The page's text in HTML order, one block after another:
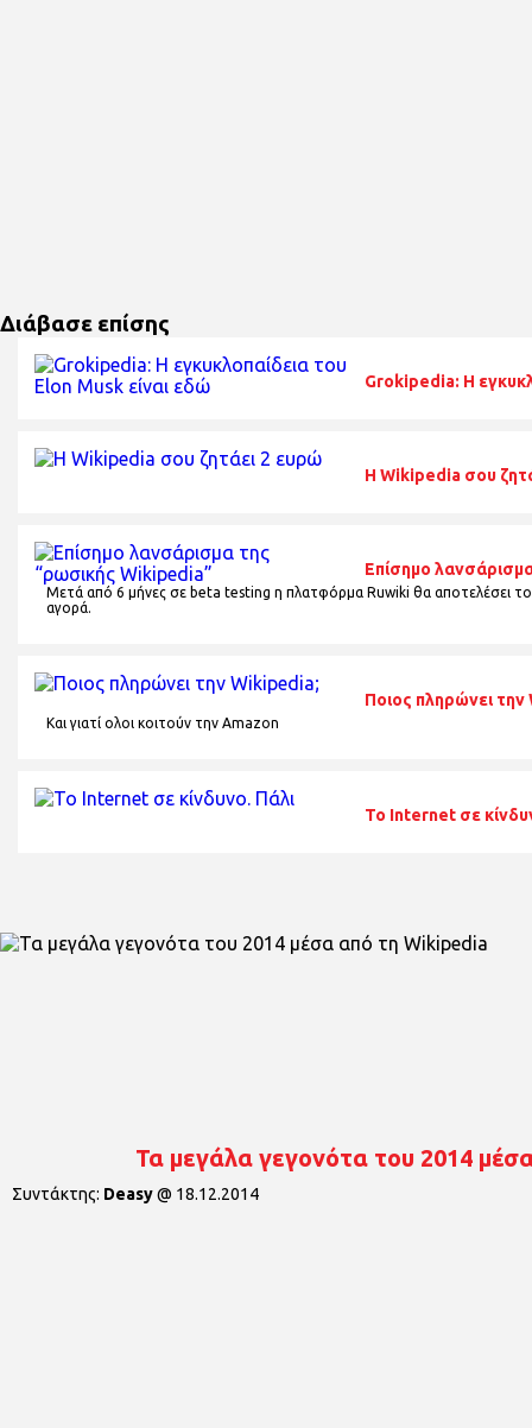
Διάβασε επίσης
Grokipedia: Η
H Wikipedia σου
Επίσημο
Μετά από 6 μήνες σε beta testing η πλατφόρμα Ruwiki θα αποτελέσει
αγορά.
Ποιος πληρώνει
Και γιατί ολοι κοιτούν την Amazon
Το Internet σε
Τα μεγάλα γεγονότα του 2014
Συντάκτης: Deasy@ 18.12.2014